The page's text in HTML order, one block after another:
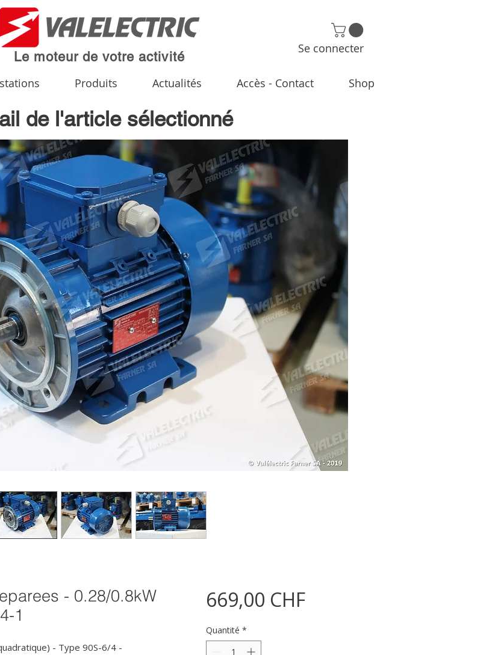
Le moteur de votre activité
Se connecter
Produits Actualités Accès - Contact Shop
de l'article sélectionné
- 0.28/0.8kW
1
- Type 90S-6/4 -
669,00 CHFPrix
Quantité *